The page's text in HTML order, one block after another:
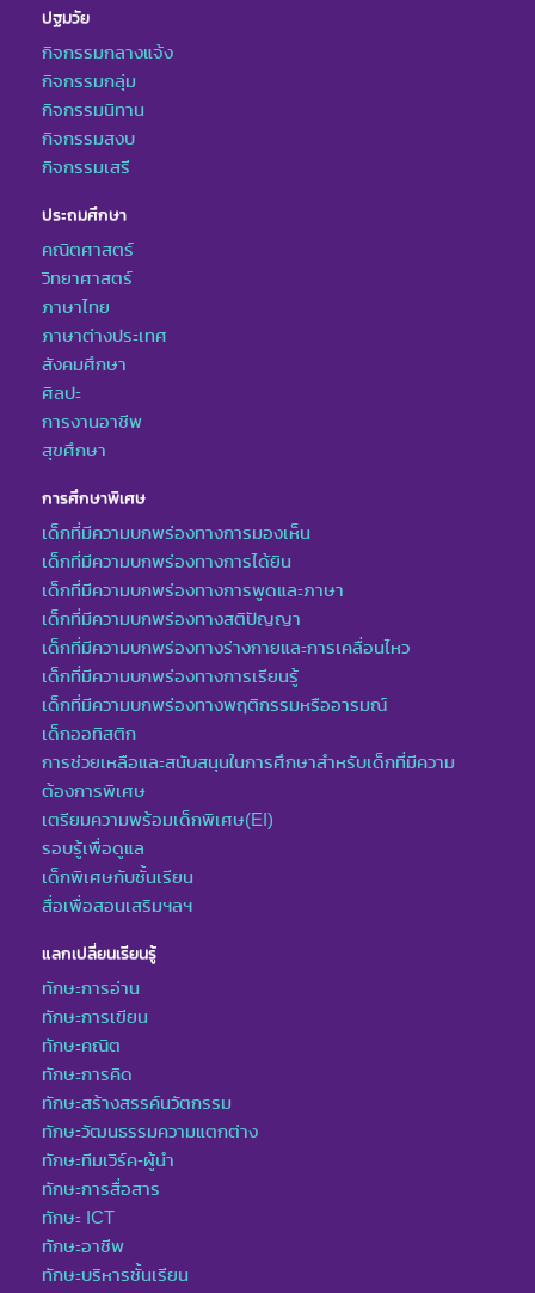
ปฐมวัย
กิจกรรมกลางแจ้ง
กิจกรรมกลุ่ม
กิจกรรมนิทาน
กิจกรรมสงบ
กิจกรรมเสรี
ประถมศึกษา
คณิตศาสตร์
วิทยาศาสตร์
ภาษาไทย
ภาษาต่างประเทศ
สังคมศึกษา
ศิลปะ
การงานอาชีพ
สุขศึกษา
การศึกษาพิเศษ
เด็กที่มีความบกพร่องทางการมองเห็น
เด็กที่มีความบกพร่องทางการได้ยิน
เด็กที่มีความบกพร่องทางการพูดและภาษา
เด็กที่มีความบกพร่องทางสติปัญญา
เด็กที่มีความบกพร่องทางร่างกายและการเคลื่อนไหว
เด็กที่มีความบกพร่องทางการเรียนรู้
เด็กที่มีความบกพร่องทางพฤติกรรมหรืออารมณ์
เด็กออทิสติก
การช่วยเหลือและสนับสนุนในการศึกษาสำหรับเด็กที่มีความ
ต้องการพิเศษ
เตรียมความพร้อมเด็กพิเศษ(EI)
รอบรู้เพื่อดูแล
เด็กพิเศษกับชั้นเรียน
สื่อเพื่อสอนเสริมฯลฯ
แลกเปลี่ยนเรียนรู้
ทักษะการอ่าน
ทักษะการเขียน
ทักษะคณิต
ทักษะการคิด
ทักษะสร้างสรรค์นวัตกรรม
ทักษะวัฒนธรรมความแตกต่าง
ทักษะทีมเวิร์ค-ผู้นำ
ทักษะการสื่อสาร
ทักษะ ICT
ทักษะอาชีพ
ทักษะบริหารชั้นเรียน